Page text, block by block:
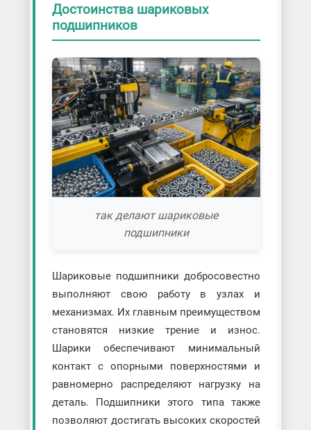
Достоинства шариковых
подшипников
так делают шариковые
подшипники
Шариковые подшипники добросовестно
выполняют свою работу в узлах и
механизмах. Их главным преимуществом
становятся низкие трение и износ.
Шарики обеспечивают минимальный
контакт с опорными поверхностями и
равномерно распределяют нагрузку на
деталь. Подшипники этого типа также
позволяют достигать высоких скоростей